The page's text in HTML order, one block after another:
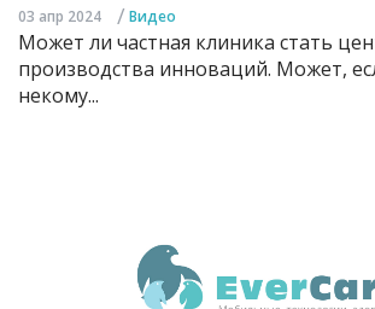
03 апр 2024 / Видео
Может ли частная клиника стать
производства инноваций. Может,
некому...